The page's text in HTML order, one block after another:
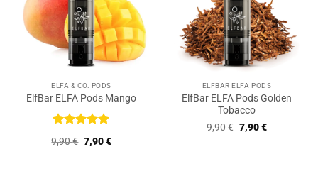
ELFA & CO. PODS
ElfBar ELFA Pods Mango
Bewertet
mit 5 von
9,90€ Ursprünglicher
Preis
7,90€Aktueller
ELFBAR ELFA PODS
ElfBar ELFA Pods Golden
Tobacco
9,90€ Ursprünglicher
Preis
7,90€Aktueller